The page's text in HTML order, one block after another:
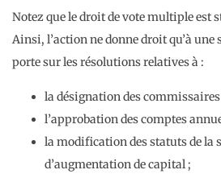
Notez que le droit de vote multiple est
Ainsi, l’action ne donne droit qu’à une
porte sur les résolutions relatives à :
la désignation des
l’approbation des comptes
la modification des statuts de la
d’augmentation de capital ;